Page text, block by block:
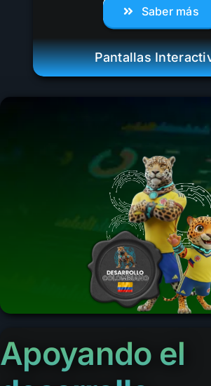
Saber más
Pantallas
Apoyando el